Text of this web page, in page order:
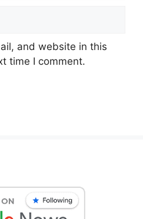
and website in this
time I comment.